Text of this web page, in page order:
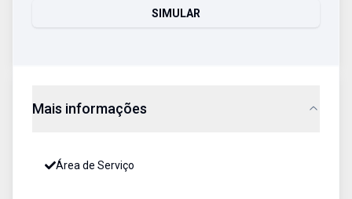
SIMULAR
Mais informações
Área de Serviço